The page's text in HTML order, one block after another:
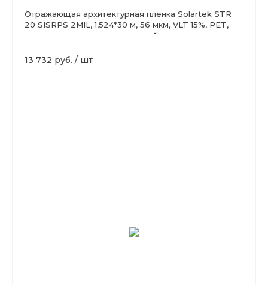
Отражающая архитектурная пленка Solartek STR
20 SISRPS 2MIL, 1,524*30 м, 56 мкм, VLT 15%, PET,
защита от царапин, зеркальный
13 732 руб. / шт